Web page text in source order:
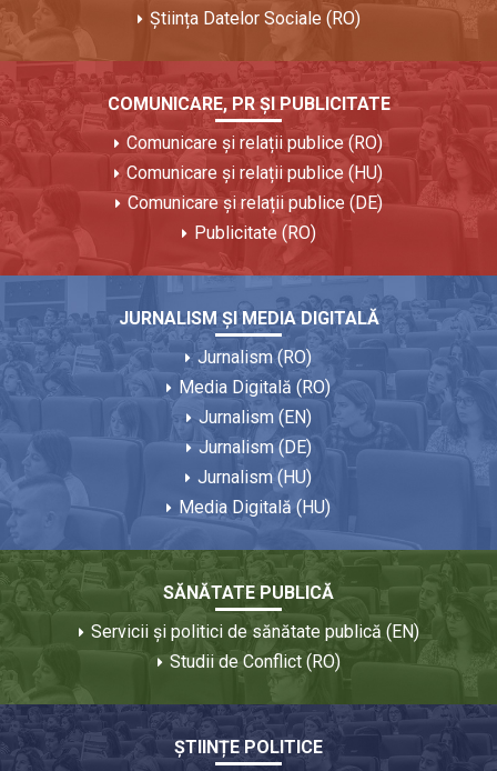
Știința Datelor Sociale (RO)
COMUNICARE, PR ȘI PUBLICITATE
Comunicare și relații publice (RO)
Comunicare și relații publice (HU)
Comunicare și relații publice (DE)
Publicitate (RO)
JURNALISM ȘI MEDIA DIGITALĂ
Jurnalism (RO)
Media Digitală (RO)
Jurnalism (EN)
Jurnalism (DE)
Jurnalism (HU)
Media Digitală (HU)
SĂNĂTATE PUBLICĂ
Servicii și politici de sănătate publică (EN)
Studii de Conflict (RO)
ȘTIINȚE POLITICE